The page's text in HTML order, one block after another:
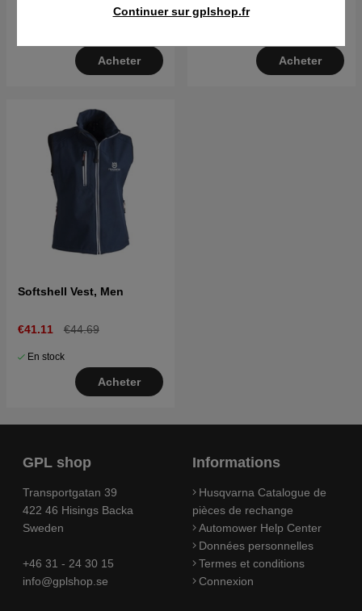
Continuer sur gplshop.fr
Acheter
€8.32
€9.04
Acheter
Softshell Vest, Men
€41.11 €44.69
En stock
Acheter
GPL shop
Transportgatan 39
422 46 Hisings Backa
Sweden
+46 31 - 24 30 15
info@gplshop.se
Informations
Husqvarna Catalogue de
pièces de rechange
Automower Help Center
Données personnelles
Termes et conditions
Connexion